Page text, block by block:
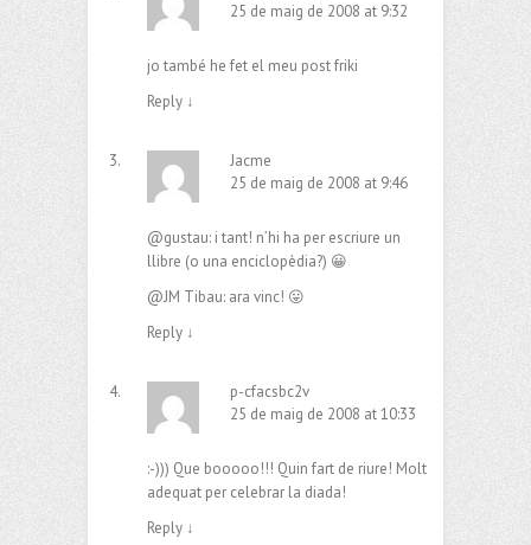
25 de maig de 2008 at 9:32
jo també he fet el meu post friki
Reply ↓
Jacme
25 de maig de 2008 at 9:46
@gustau: i tant! n’hi ha per escriure un
llibre (o una enciclopèdia?) 😀
@JM Tibau: ara vinc! 😛
Reply ↓
p-cfacsbc2v
25 de maig de 2008 at 10:33
:-))) Que booooo!!! Quin fart de riure! Molt
adequat per celebrar la diada!
Reply ↓